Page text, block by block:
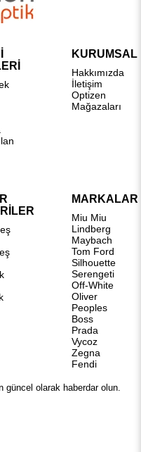
KURUMSAL
Hakkımızda
İletişim
Optizen
Mağazaları
MARKALAR
Miu Miu
Lindberg
Maybach
Tom Ford
Silhouette
Serengeti
Off-White
Oliver
Peoples
Boss
Prada
Vycoz
Zegna
Fendi
güncel olarak haberdar olun.